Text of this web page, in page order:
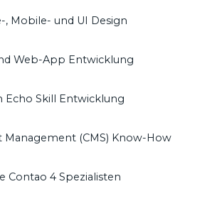
, Mobile- und UI Design
Web-App Entwicklung
Echo Skill Entwicklung
Management (CMS) Know-How
Contao 4 Spezialisten